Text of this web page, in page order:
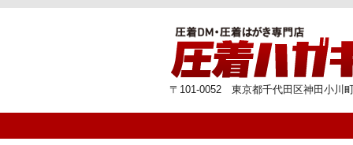
〒101-0052 東京都千代田区神田小川